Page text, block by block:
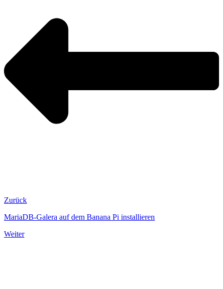
Zurück
MariaDB-Galera auf dem Banana Pi installieren
Weiter